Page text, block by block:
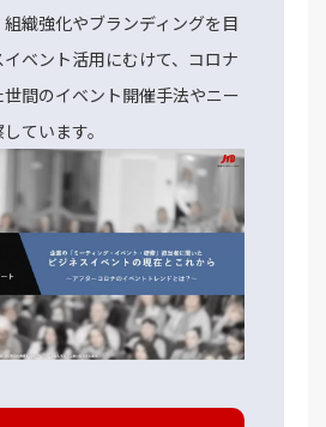
織強化やブランディングを目
ベント活用にむけて、コロナ
間のイベント開催手法やニー
ています。